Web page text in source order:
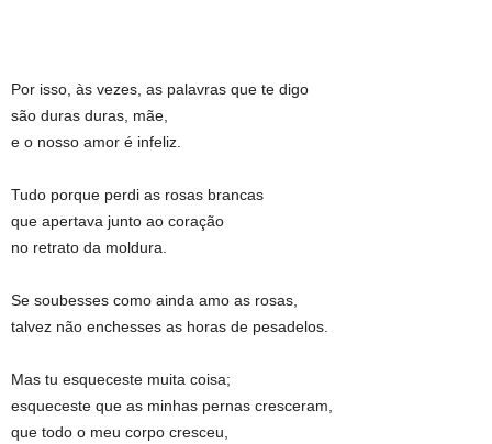
Por isso, às vezes, as palavras que te digo
são duras duras, mãe,
e o nosso amor é infeliz.
Tudo porque perdi as rosas brancas
que apertava junto ao coração
no retrato da moldura.
Se soubesses como ainda amo as rosas,
talvez não enchesses as horas de pesadelos.
Mas tu esqueceste muita coisa;
esqueceste que as minhas pernas cresceram,
que todo o meu corpo cresceu,